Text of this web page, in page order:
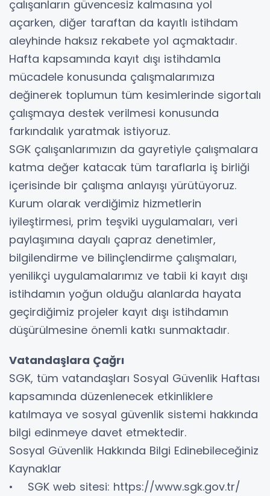
çalışanların güvencesiz kalmasına yol
açarken, diğer taraftan da kayıtlı istihdam
aleyhinde haksız rekabete yol açmaktadır.
Hafta kapsamında kayıt dışı istihdamla
mücadele konusunda çalışmalarımıza
değinerek toplumun tüm kesimlerinde sigortalı
çalışmaya destek verilmesi konusunda
farkındalık yaratmak istiyoruz.
SGK çalışanlarımızın da gayretiyle çalışmalara
katma değer katacak tüm taraflarla iş birliği
içerisinde bir çalışma anlayışı yürütüyoruz.
Kurum olarak verdiğimiz hizmetlerin
iyileştirmesi, prim teşviki uygulamaları, veri
paylaşımına dayalı çapraz denetimler,
bilgilendirme ve bilinçlendirme çalışmaları,
yenilikçi uygulamalarımız ve tabii ki kayıt dışı
istihdamın yoğun olduğu alanlarda hayata
geçirdiğimiz projeler kayıt dışı istihdamın
düşürülmesine önemli katkı sunmaktadır.
Vatandaşlara Çağrı
SGK, tüm vatandaşları Sosyal Güvenlik Haftası
kapsamında düzenlenecek etkinliklere
katılmaya ve sosyal güvenlik sistemi hakkında
bilgi edinmeye davet etmektedir.
Sosyal Güvenlik Hakkında Bilgi Edinebileceğiniz
Kaynaklar
• SGK web sitesi: https://www.sgk.gov.tr/